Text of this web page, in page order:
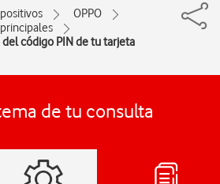
OPPO
código PIN de tu tarjeta
de tu consulta